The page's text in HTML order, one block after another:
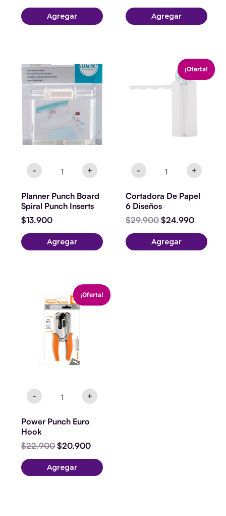
Agregar Agregar
-
Planner
Punch
Board
Spiral
Punch
Inserts
cantidad
+
Planner Punch Board
Spiral Punch Inserts
$13.900
Agregar
¡Oferta!
-
Cortadora
6
+
Cortadora De Papel
6 Diseños
$29.900
precio
original
$24.990
precio
actual
Agregar
¡Oferta!
-
Punch
Euro
Hook
cantidad
+
Power Punch Euro
Hook
$22.900
precio
original
era:
$22.900.
$20.900
precio
Agregar